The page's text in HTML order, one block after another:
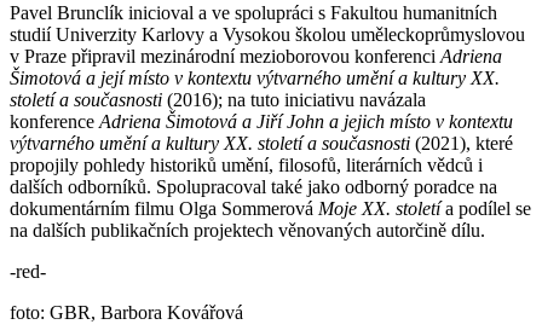
Pavel Brunclík inicioval a ve spolupráci s Fakultou humanitních
studií Univerzity Karlovy a Vysokou školou uměleckoprůmyslovou
v Praze připravil mezinárodní mezioborovou konferenci Adriena
Šimotová a její místo v kontextu výtvarného umění a kultury XX.
století a současnosti (2016); na tuto iniciativu navázala
konference Adriena Šimotová a Jiří John a jejich místo v kontextu
výtvarného umění a kultury XX. století a současnosti (2021), které
propojily pohledy historiků umění, filosofů, literárních vědců i
dalších odborníků. Spolupracoval také jako odborný poradce na
dokumentárním filmu Olga Sommerová Moje XX. stoletía podílel se
na dalších publikačních projektech věnovaných autorčině dílu.
-red-
foto: GBR, Barbora Kovářová